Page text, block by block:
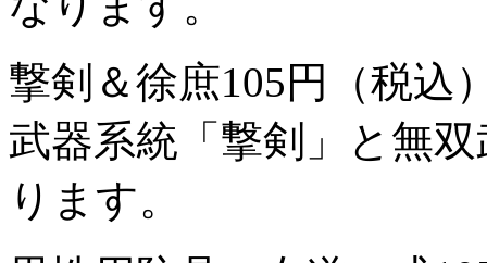
撃剣＆徐庶105円（税込
武器系統「撃剣」と無
ります。